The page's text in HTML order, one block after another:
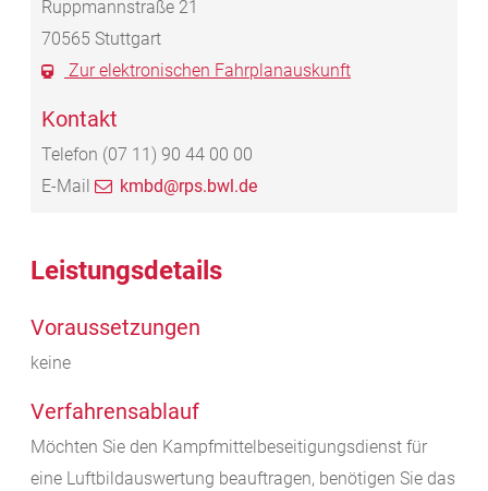
Ruppmannstraße 21
70565 Stuttgart
Zur elektronischen Fahrplanauskunft
Kontakt
Telefon (07 11) 90 44 00 00
E-Mail
kmbd@rps.bwl.de
Leistungsdetails
Voraussetzungen
keine
Verfahrensablauf
Möchten Sie den Kampfmittelbeseitigungsdienst für
eine Luftbildauswertung beauftragen, benötigen Sie das